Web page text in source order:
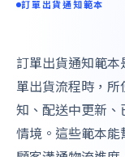
訂單出貨通知範本
訂單出貨通知範
單出貨流程時，
知、配送中更新
情境。這些範本